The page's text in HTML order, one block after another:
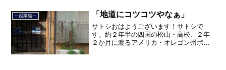
～起業編～ 「地道にコツコツやなぁ」
サトシおはようございます！サトシで
す。約２年半の四国の松山・高松、２年
２か月に渡るアメリカ・オレゴン州ポー